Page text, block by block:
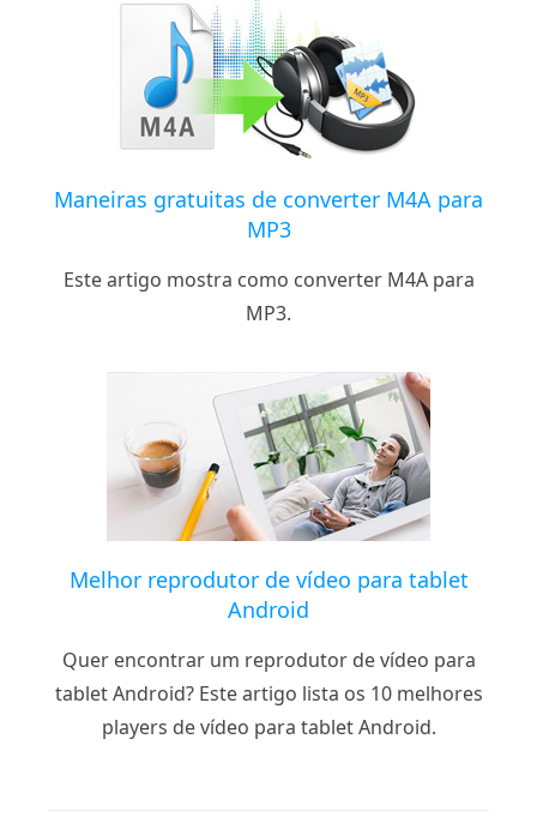
Maneiras gratuitas de converter M4A para
MP3
Este artigo mostra como converter M4A para
MP3.
Melhor reprodutor de vídeo para tablet
Android
Quer encontrar um reprodutor de vídeo para
tablet Android? Este artigo lista os 10 melhores
players de vídeo para tablet Android.